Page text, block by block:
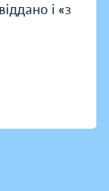
і «з